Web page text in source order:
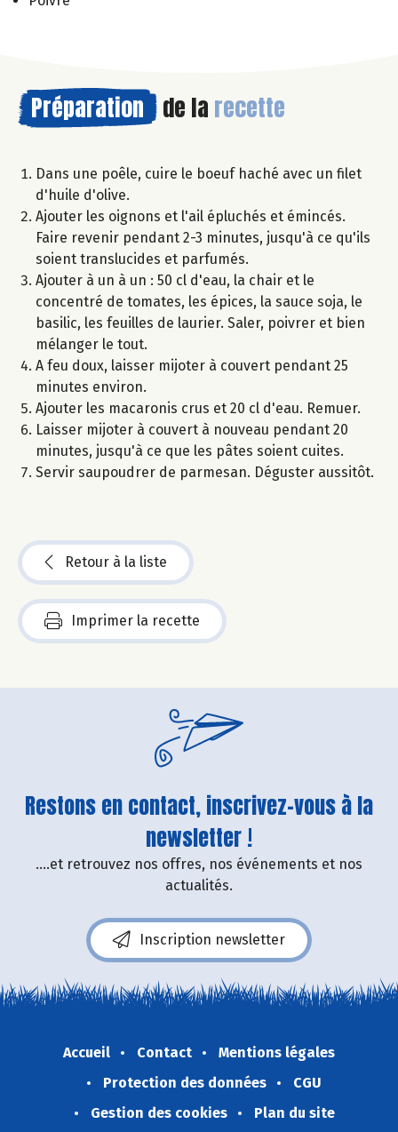
Préparation de la recette
Dans une poêle, cuire le boeuf haché avec un filet
d'huile d'olive.
Ajouter les oignons et l'ail épluchés et émincés.
Faire revenir pendant 2-3 minutes, jusqu'à ce qu'ils
soient translucides et parfumés.
Ajouter à un à un : 50 cl d'eau, la chair et le
concentré de tomates, les épices, la sauce soja, le
basilic, les feuilles de laurier. Saler, poivrer et bien
mélanger le tout.
A feu doux, laisser mijoter à couvert pendant 25
minutes environ.
Ajouter les macaronis crus et 20 cl d'eau. Remuer.
Laisser mijoter à couvert à nouveau pendant 20
minutes, jusqu'à ce que les pâtes soient cuites.
Servir saupoudrer de parmesan. Déguster aussitôt.
Retour à la liste
Imprimer la recette
Restons en contact, inscrivez-vous à la
newsletter !
....et retrouvez nos offres, nos événements et nos
actualités.
Inscription newsletter
Accueil Contact
Mentions légales
Protection des données
CGU
Gestion des cookies
Plan du site